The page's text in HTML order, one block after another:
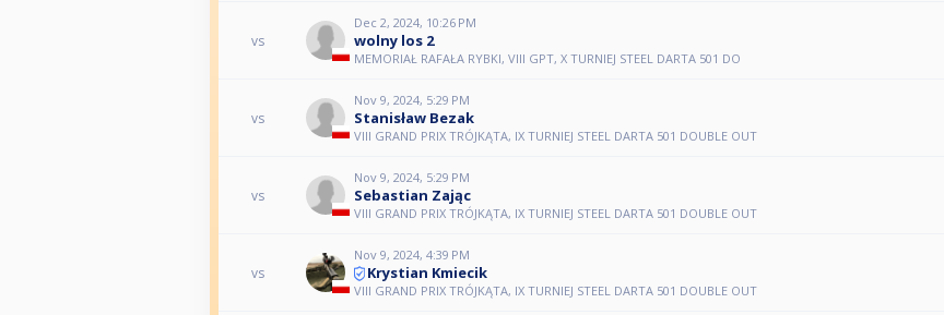
vs
Dec 2, 2024, 10:26 PM
wolny los 2
MEMORIAŁ RAFAŁA RYBKI, VIII GPT, X TURNIEJ STEEL DARTA 501 DO
vs
Nov 9, 2024, 5:29 PM
Stanisław Bezak
VIII GRAND PRIX TRÓJKĄTA, IX TURNIEJ STEEL DARTA 501 DOUBLE OUT
vs
Nov 9, 2024, 5:29 PM
Sebastian Zając
VIII GRAND PRIX TRÓJKĄTA, IX TURNIEJ STEEL DARTA 501 DOUBLE OUT
vs
Nov 9, 2024, 4:39 PM
Krystian Kmiecik
VIII GRAND PRIX TRÓJKĄTA, IX TURNIEJ STEEL DARTA 501 DOUBLE OUT